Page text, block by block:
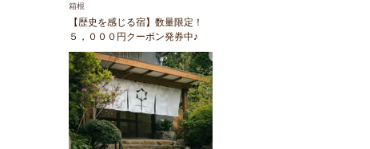
箱根
【歴史を感じる宿】数量限定！
５，０００円クーポン発券中♪